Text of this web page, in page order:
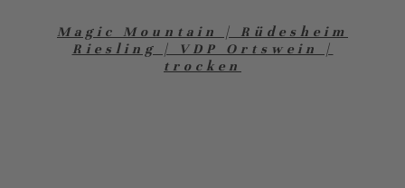
Magic Mountain | Rüdesheim
Riesling | VDP Ortswein |
trocken